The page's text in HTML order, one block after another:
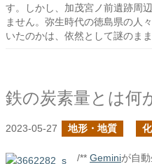
す。しかし、加茂宮ノ前遺跡周
ません。弥生時代の徳島県の人
いたのかは、依然として謎のまま
鉄の炭素量とは何
2023-05-27 地形・地質
/** Geminiが自